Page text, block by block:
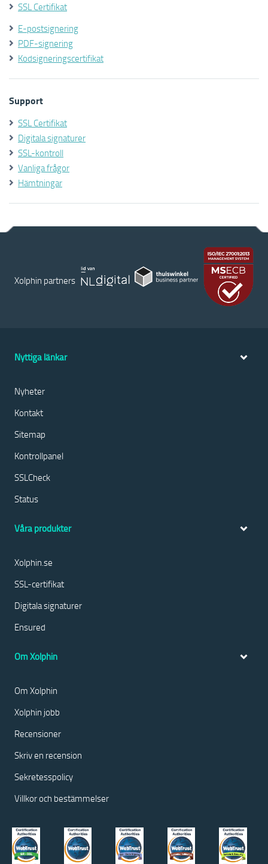
SSL Certifikat
E-postsignering
PDF-signering
Kodsigneringscertifikat
Support
SSL Certifikat
Digitala signaturer
SSL-kontroll
Vanliga frågor
Hämtningar
Xolphin partners
Nyttiga länkar
Nyheter
Kontakt
Sitemap
Kontrollpanel
SSLCheck
Status
Våra produkter
Xolphin.se
SSL-certifikat
Digitala signaturer
Ensured
Om Xolphin
Om Xolphin
Xolphin jobb
Recensioner
Skriv en recension
Sekretesspolicy
Villkor och bestämmelser